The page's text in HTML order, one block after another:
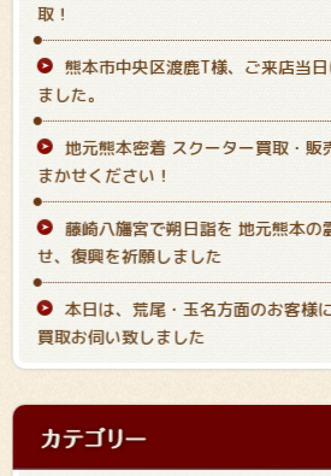
取！
熊本市中央区渡鹿T様、ご来店当
ました。
地元熊本密着 スクーター買取・販
まかせください！
藤崎八旛宮で朔日詣を 地元熊本の
せ、復興を祈願しました
本日は、荒尾・玉名方面のお客様
買取お伺い致しました